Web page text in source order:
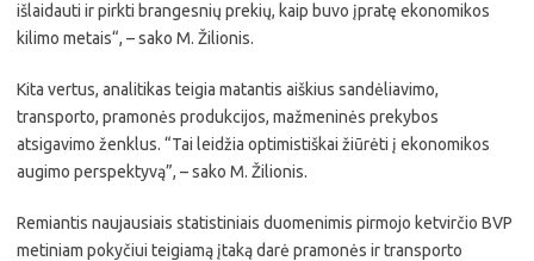
išlaidauti ir pirkti brangesnių prekių, kaip buvo įpratę ekonomikos
kilimo metais“, – sako M. Žilionis.
Kita vertus, analitikas teigia matantis aiškius sandėliavimo,
transporto, pramonės produkcijos, mažmeninės prekybos
atsigavimo ženklus. “Tai leidžia optimistiškai žiūrėti į ekonomikos
augimo perspektyvą”, – sako M. Žilionis.
Remiantis naujausiais statistiniais duomenimis pirmojo ketvirčio BVP
metiniam pokyčiui teigiamą įtaką darė pramonės ir transporto